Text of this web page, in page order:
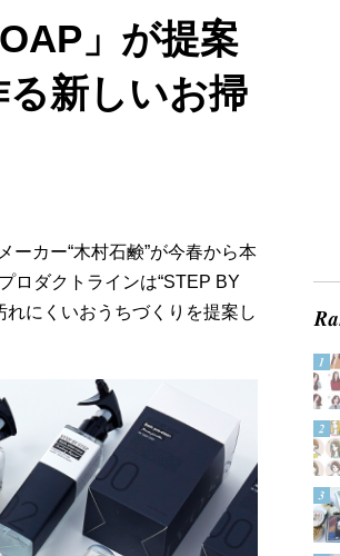
」が提案
新しいお掃
ーカー“木村石鹸”が今春から本
ロダクトラインは“STEP BY
にくいおうちづくりを提案し